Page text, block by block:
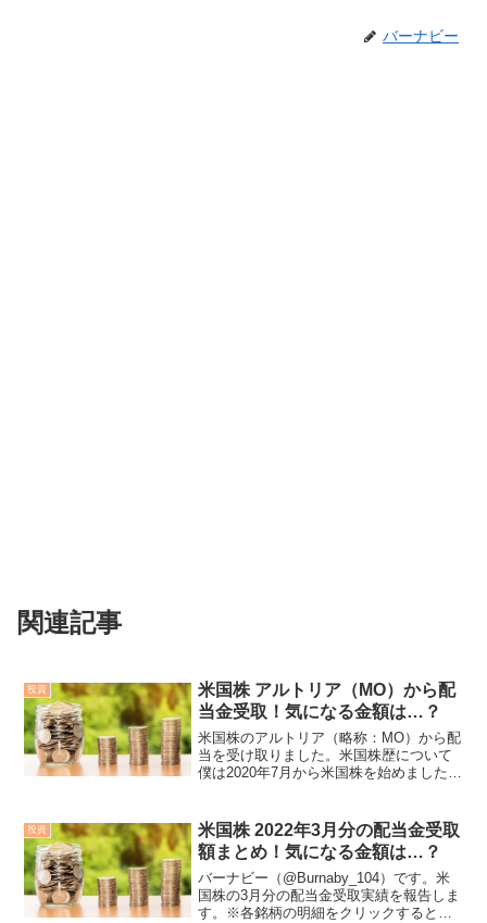
バーナビー
関連記事
投資
米国株 アルトリア（MO）から配
当金受取！気になる金額は…？
米国株のアルトリア（略称：MO）から配
当を受け取りました。米国株歴について
僕は2020年7月から米国株を始めました。
増し）で資産形成を目指しています。投
資対象は高配当株...
投資
米国株 2022年3月分の配当金受取
額まとめ！気になる金額は…？
バーナビー（@Burnaby_104）です。米
国株の3月分の配当金受取実績を報告しま
す。※各銘柄の明細をクリックすると画